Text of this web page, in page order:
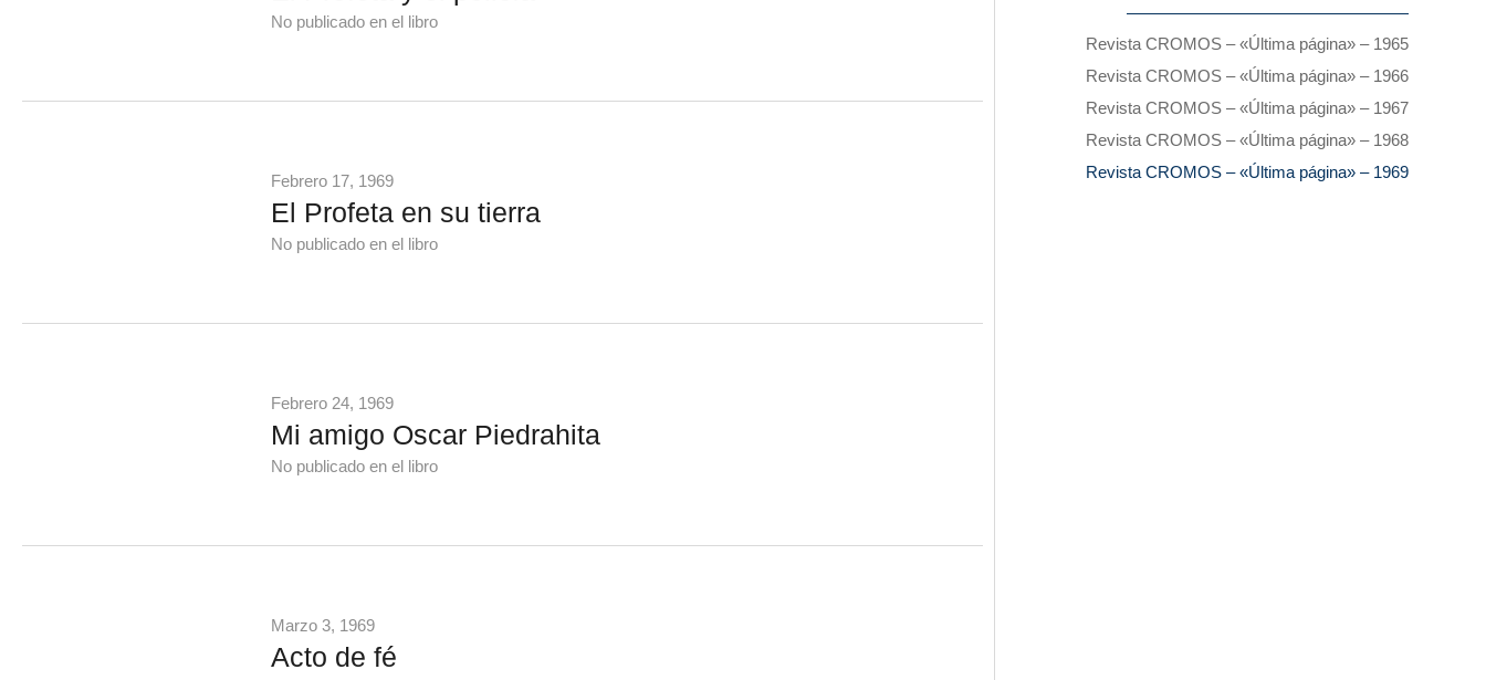
No publicado en el libro
Febrero 17, 1969
El Profeta en su tierra
No publicado en el libro
Febrero 24, 1969
Mi amigo Oscar Piedrahita
No publicado en el libro
Marzo 3, 1969
Acto de fé
Revista CROMOS – «Última página» – 1965
Revista CROMOS – «Última página» – 1966
Revista CROMOS – «Última página» – 1967
Revista CROMOS – «Última página» – 1968
Revista CROMOS – «Última página» – 1969